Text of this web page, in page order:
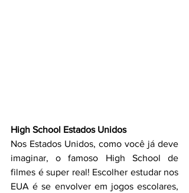
High School Estados Unidos
Nos Estados Unidos, como você já deve
imaginar, o famoso High School de
filmes é super real! Escolher estudar nos
EUA é se envolver em jogos escolares,